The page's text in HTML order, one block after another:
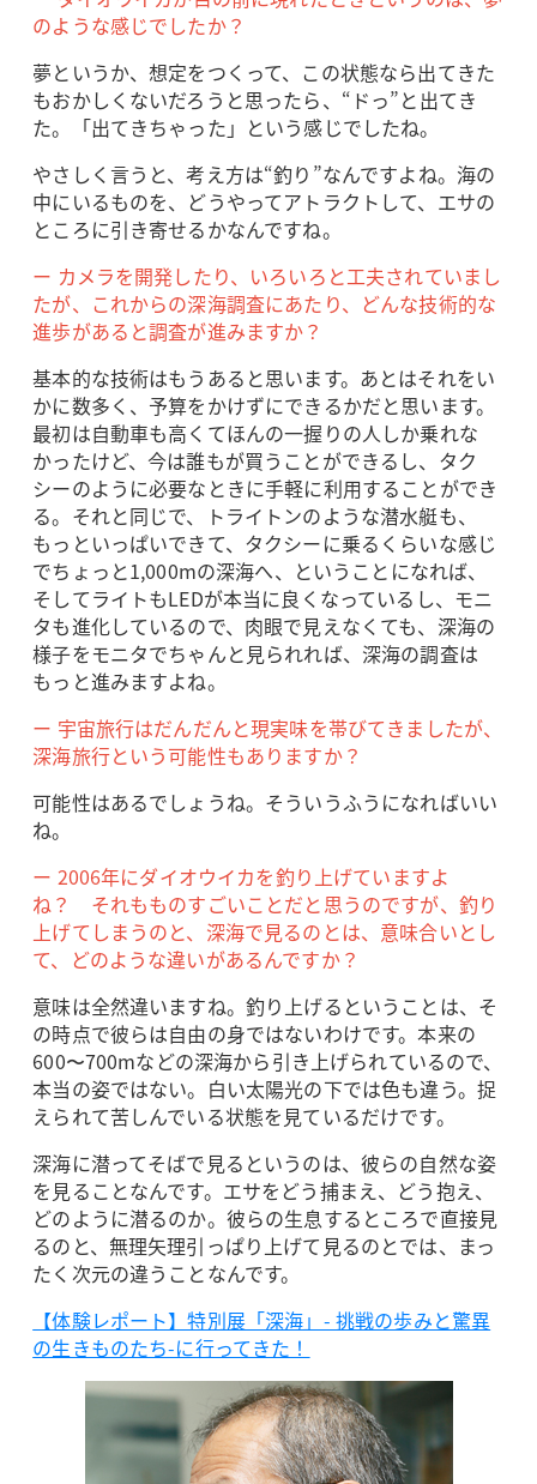
のような感じでしたか？
夢というか、想定をつくって、この状態なら出てきた
もおかしくないだろうと思ったら、“ドっ”と出てき
た。「出てきちゃった」という感じでしたね。
やさしく言うと、考え方は“釣り”なんですよね。海の
中にいるものを、どうやってアトラクトして、エサの
ところに引き寄せるかなんですね。
ー カメラを開発したり、いろいろと工夫されていまし
たが、これからの深海調査にあたり、どんな技術的な
進歩があると調査が進みますか？
基本的な技術はもうあると思います。あとはそれをい
かに数多く、予算をかけずにできるかだと思います。
最初は自動車も高くてほんの一握りの人しか乗れな
かったけど、今は誰もが買うことができるし、タク
シーのように必要なときに手軽に利用することができ
る。それと同じで、トライトンのような潜水艇も、
もっといっぱいできて、タクシーに乗るくらいな感じ
でちょっと1,000mの深海へ、ということになれば、
そしてライトもLEDが本当に良くなっているし、モニ
タも進化しているので、肉眼で見えなくても、深海の
様子をモニタでちゃんと見られれば、深海の調査は
もっと進みますよね。
ー 宇宙旅行はだんだんと現実味を帯びてきましたが、
深海旅行という可能性もありますか？
可能性はあるでしょうね。そういうふうになればいい
ね。
ー 2006年にダイオウイカを釣り上げていますよ
ね？ それもものすごいことだと思うのですが、釣り
上げてしまうのと、深海で見るのとは、意味合いとし
て、どのような違いがあるんですか？
意味は全然違いますね。釣り上げるということは、そ
の時点で彼らは自由の身ではないわけです。本来の
600〜700mなどの深海から引き上げられているので、
本当の姿ではない。白い太陽光の下では色も違う。捉
えられて苦しんでいる状態を見ているだけです。
深海に潜ってそばで見るというのは、彼らの自然な姿
を見ることなんです。エサをどう捕まえ、どう抱え、
どのように潜るのか。彼らの生息するところで直接見
るのと、無理矢理引っぱり上げて見るのとでは、まっ
たく次元の違うことなんです。
【体験レポート】特別展「深海」- 挑戦の歩みと驚異
の生きものたち-に行ってきた！